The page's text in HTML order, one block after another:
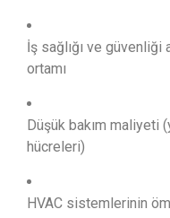
İş sağlığı ve güvenliği
ortamı
Düşük bakım maliyeti
hücreleri)
HVAC sistemlerinin